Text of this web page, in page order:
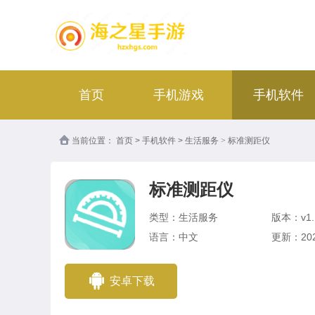
首页 手机游戏 手机软件
当前位置： 首页 > 手机软件 > 生活服务 > 标准测距仪
标准测距仪
类型：生活服务
版本：
语言：中文
更新：
安卓下载